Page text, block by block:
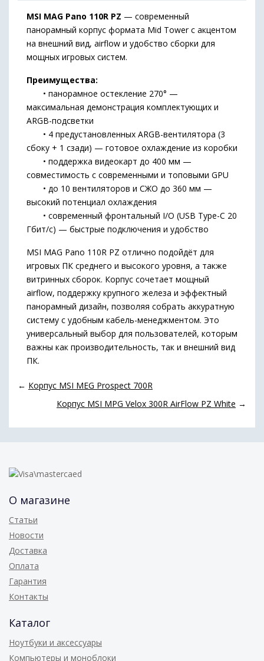
MSI MAG Pano 110R PZ — современный
панорамный корпус формата Mid Tower с акцентом
на внешний вид, airflow и удобство сборки для
мощных игровых систем.
Преимущества:
• панорамное остекление 270° —
максимальная демонстрация комплектующих и
ARGB-подсветки
• 4 предустановленных ARGB-вентилятора (3
сбоку + 1 сзади) — готовое охлаждение из коробки
• поддержка видеокарт до 400 мм —
совместимость с современными и топовыми GPU
• до 10 вентиляторов и СЖО до 360 мм —
высокий потенциал охлаждения
• современный фронтальный I/O (USB Type-C 20
Гбит/с) — быстрые подключения и удобство
MSI MAG Pano 110R PZ отлично подойдёт для
игровых ПК среднего и высокого уровня, а также
витринных сборок. Корпус сочетает мощный
airflow, поддержку крупного железа и эффектный
панорамный дизайн, позволяя собрать аккуратную
систему с удобным кабель-менеджментом. Это
универсальный выбор для пользователей, которым
важны как производительность, так и внешний вид
ПК.
← Корпус MSI MEG Prospect 700R
Корпус MSI MPG Velox 300R AirFlow PZ White →
О магазине
Статьи
Новости
Доставка
Оплата
Гарантия
Контакты
Каталог
Ноутбуки и аксессуары
Компьютеры и моноблоки